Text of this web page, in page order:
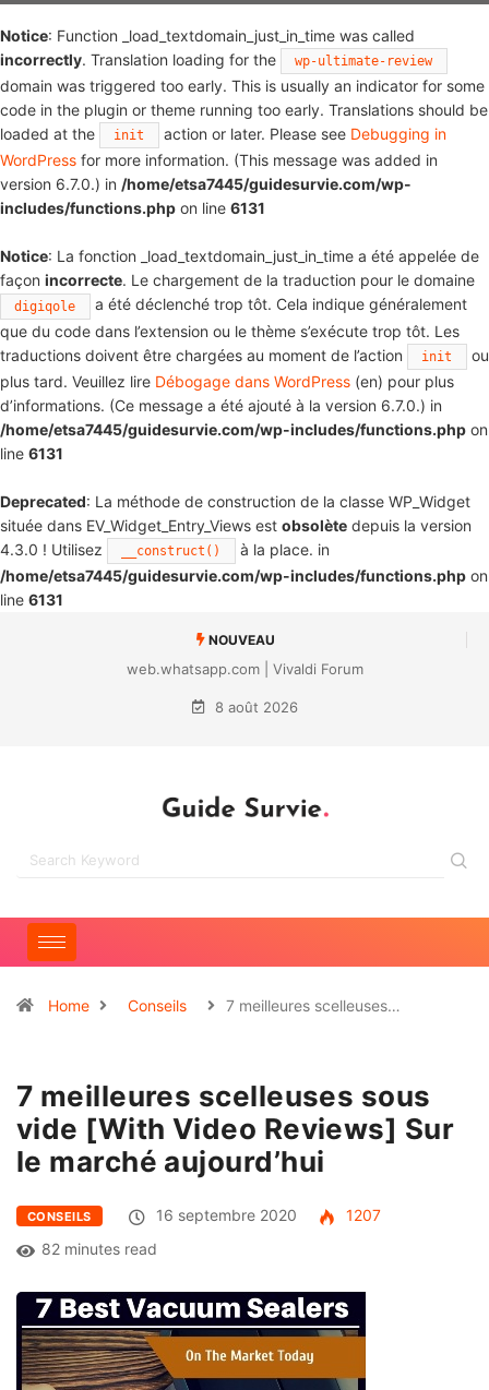
Notice: Function _load_textdomain_just_in_time was called
incorrectly. Translation loading for the wp-ultimate-review
domain was triggered too early. This is usually an indicator for some
code in the plugin or theme running too early. Translations should be
loaded at the
init action or later. Please see Debugging in
WordPress for more information. (This message was added in
version 6.7.0.) in /home/etsa7445/guidesurvie.com/wp-
includes/functions.php on line 6131
Notice: La fonction _load_textdomain_just_in_time a été appelée de
façon incorrecte. Le chargement de la traduction pour le domaine
digiqole
a été déclenché trop tôt. Cela indique généralement
que du code dans l’extension ou le thème s’exécute trop tôt. Les
traductions doivent être chargées au moment de l’action
init
ou
plus tard. Veuillez lire Débogage dans WordPress (en) pour plus
d’informations. (Ce message a été ajouté à la version 6.7.0.) in
/home/etsa7445/guidesurvie.com/wp-includes/functions.php on
line 6131
Deprecated: La méthode de construction de la classe WP_Widget
située dans EV_Widget_Entry_Views est obsolète depuis la version
4.3.0 ! Utilisez
__construct()
à la place. in
/home/etsa7445/guidesurvie.com/wp-includes/functions.php on
line 6131
NOUVEAU
web.whatsapp.com | Vivaldi Forum
8 août 2026
Home Conseils 7 meilleures scelleuses…
7 meilleures scelleuses sous
vide [With Video Reviews] Sur
le marché aujourd’hui
CONSEILS 16 septembre 2020
1207
82 minutes read